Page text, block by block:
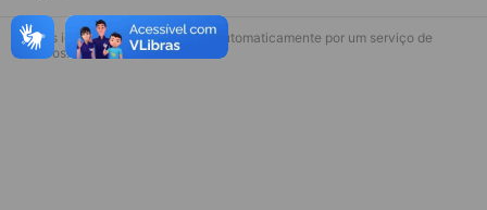
Página indisponível
Desculpe, algo deu errado. Faça login
* Esses idiomas serão traduzidos automaticamente por um serviço de
terceiros.